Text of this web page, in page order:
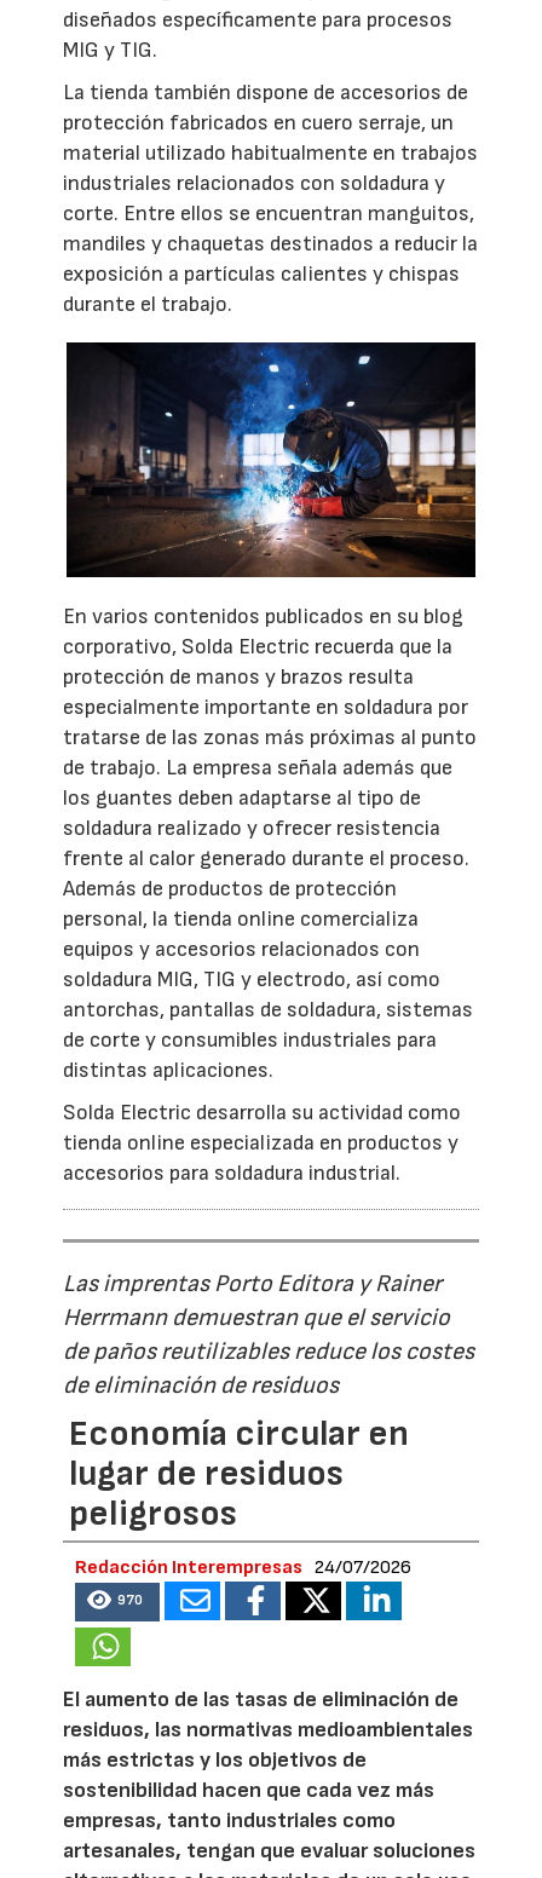
diseñados específicamente para procesos
MIG y TIG.
La tienda también dispone de accesorios de
protección fabricados en cuero serraje, un
material utilizado habitualmente en trabajos
industriales relacionados con soldadura y
corte. Entre ellos se encuentran manguitos,
mandiles y chaquetas destinados a reducir la
exposición a partículas calientes y chispas
durante el trabajo.
En varios contenidos publicados en su blog
corporativo, Solda Electric recuerda que la
protección de manos y brazos resulta
especialmente importante en soldadura por
tratarse de las zonas más próximas al punto
de trabajo. La empresa señala además que
los guantes deben adaptarse al tipo de
soldadura realizado y ofrecer resistencia
frente al calor generado durante el proceso.
Además de productos de protección
personal, la tienda online comercializa
equipos y accesorios relacionados con
soldadura MIG, TIG y electrodo, así como
antorchas, pantallas de soldadura, sistemas
de corte y consumibles industriales para
distintas aplicaciones.
Solda Electric desarrolla su actividad como
tienda online especializada en productos y
accesorios para soldadura industrial.
Las imprentas Porto Editora y Rainer
Herrmann demuestran que el servicio
de paños reutilizables reduce los costes
de eliminación de residuos
Economía circular en
lugar de residuos
peligrosos
Redacción Interempresas 24/07/2026
970
El aumento de las tasas de eliminación de
residuos, las normativas medioambientales
más estrictas y los objetivos de
sostenibilidad hacen que cada vez más
empresas, tanto industriales como
artesanales, tengan que evaluar soluciones